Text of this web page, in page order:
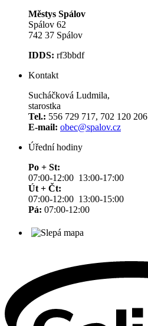
Městys Spálov
Spálov 62
742 37 Spálov
IDDS: rf3bbdf
Kontakt
Sucháčková Ludmila,
starostka
Tel.: 556 729 717, 702 120 206
E-mail: obec@spalov.cz
Úřední hodiny
Po + St:
07:00-12:00 13:00-17:00
Út + Čt:
07:00-12:00 13:00-15:00
Pá: 07:00-12:00